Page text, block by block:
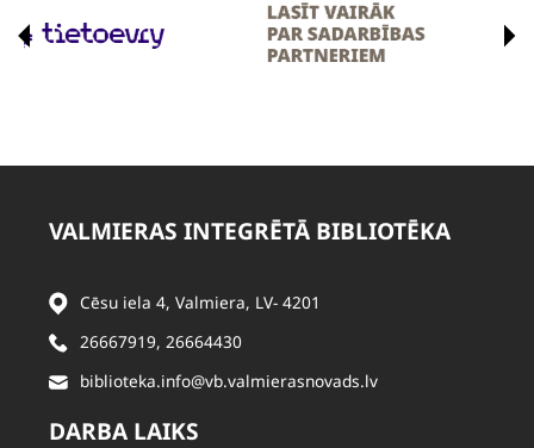
VALMIERAS INTEGRĒTĀ BIBLIOTĒKA
Cēsu iela 4, Valmiera, LV- 4201
26667919, 26664430
biblioteka.info@vb.valmierasnovads.lv
DARBA LAIKS